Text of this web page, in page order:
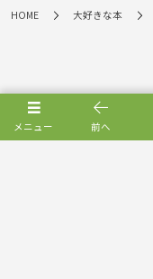
HOME 大好きな本
メニュー 前へ